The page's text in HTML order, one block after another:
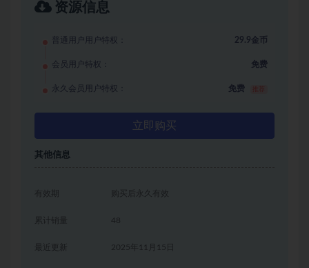
资源信息
普通用户用户特权： 29.9金币
会员用户特权： 免费
永久会员用户特权： 免费
立即购买
其他信息
有效期 购买后永久有效
累计销量 48
2025年11月15日